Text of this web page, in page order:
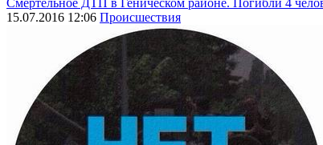
Смертельное ДТП в Геническом районе. Погибли 4
15.07.2016 12:06 Происшествия